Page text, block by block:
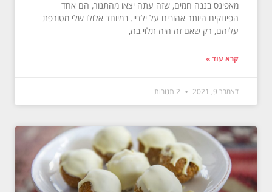
מאפינס בננה חמים, שזה עתה יצאו מהתנור, הם אחד
הפינוקים היותר אהובים על ילדיי. במיוחד אלולו שלי מטורפת
עליהם, רק שאם זה היה תלוי בה,
קרא עוד »
דצמבר 9, 2021